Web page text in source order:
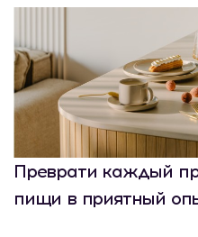
Преврати каждый
пищи в приятный